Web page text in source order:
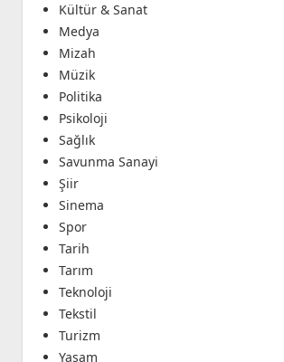
Kültür & Sanat
Medya
Mizah
Müzik
Politika
Psikoloji
Sağlık
Savunma Sanayi
Şiir
Sinema
Spor
Tarih
Tarım
Teknoloji
Tekstil
Turizm
Yaşam